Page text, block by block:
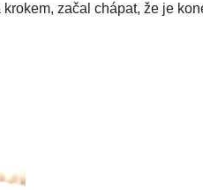
začal chápat, že je